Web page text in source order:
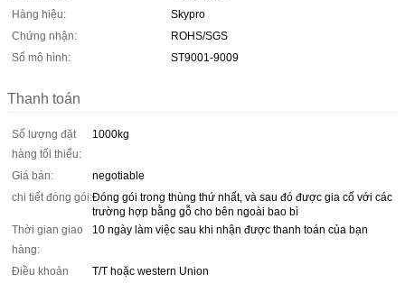
Hàng hiệu:
Skypro
Chứng nhận:
ROHS/SGS
Số mô hình:
ST9001-9009
Thanh toán
Số lượng đặt
hàng tối thiểu:
1000kg
Giá bán:
negotiable
chi tiết đóng gói:Đóng gói trong thùng thứ nhất, và sau đó được gia cố với các
trường hợp bằng gỗ cho bên ngoài bao bì
Thời gian giao
hàng:
10 ngày làm việc sau khi nhận được thanh toán của bạn
Điều khoản
T/T hoặc western Union